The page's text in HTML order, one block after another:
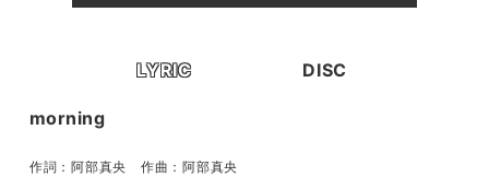
LYRIC DISC
morning
作詞：阿部真央 作曲：阿部真央